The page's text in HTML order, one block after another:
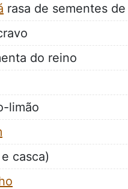
rasa de sementes
do reino
limão
casca)